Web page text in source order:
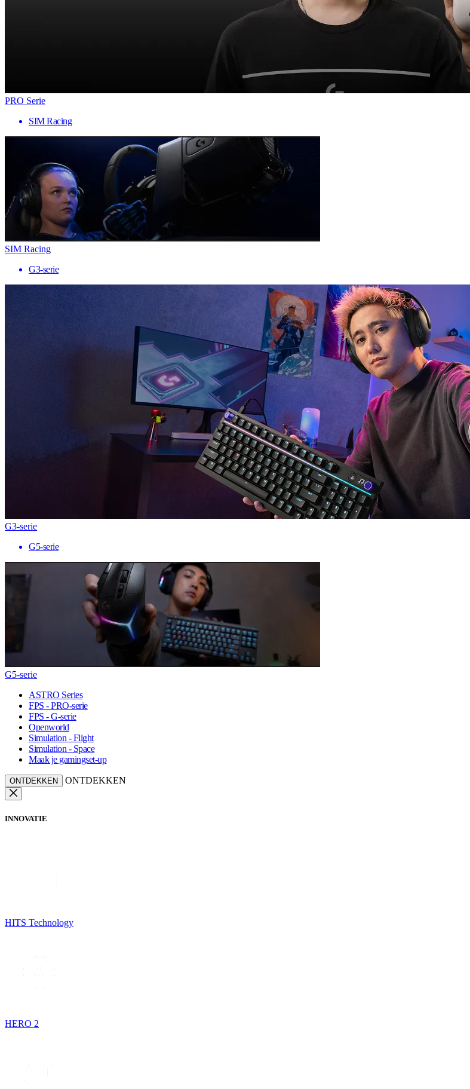
PRO Serie
SIM Racing
SIM Racing
G3-serie
G3-serie
G5-serie
G5-serie
ASTRO Series
FPS - PRO-serie
FPS - G-serie
Openworld
Simulation - Flight
Simulation - Space
Maak je gamingset-up
ONTDEKKEN ONTDEKKEN
INNOVATIE
HITS Technology
HERO 2